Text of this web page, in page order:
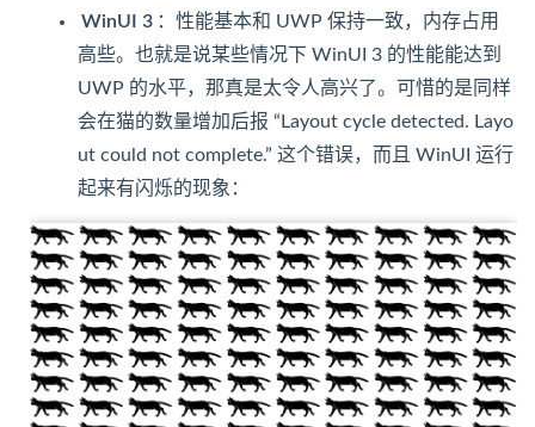
WinUI 3 ：性能基本和 UWP 保持一致，内存占用
高些。也就是说某些情况下 WinUI 3 的性能能达到
UWP 的水平，那真是太令人高兴了。可惜的是同样
会在猫的数量增加后报 “Layout cycle detected. Layo
ut could not complete.” 这个错误，而且 WinUI 运行
起来有闪烁的现象：